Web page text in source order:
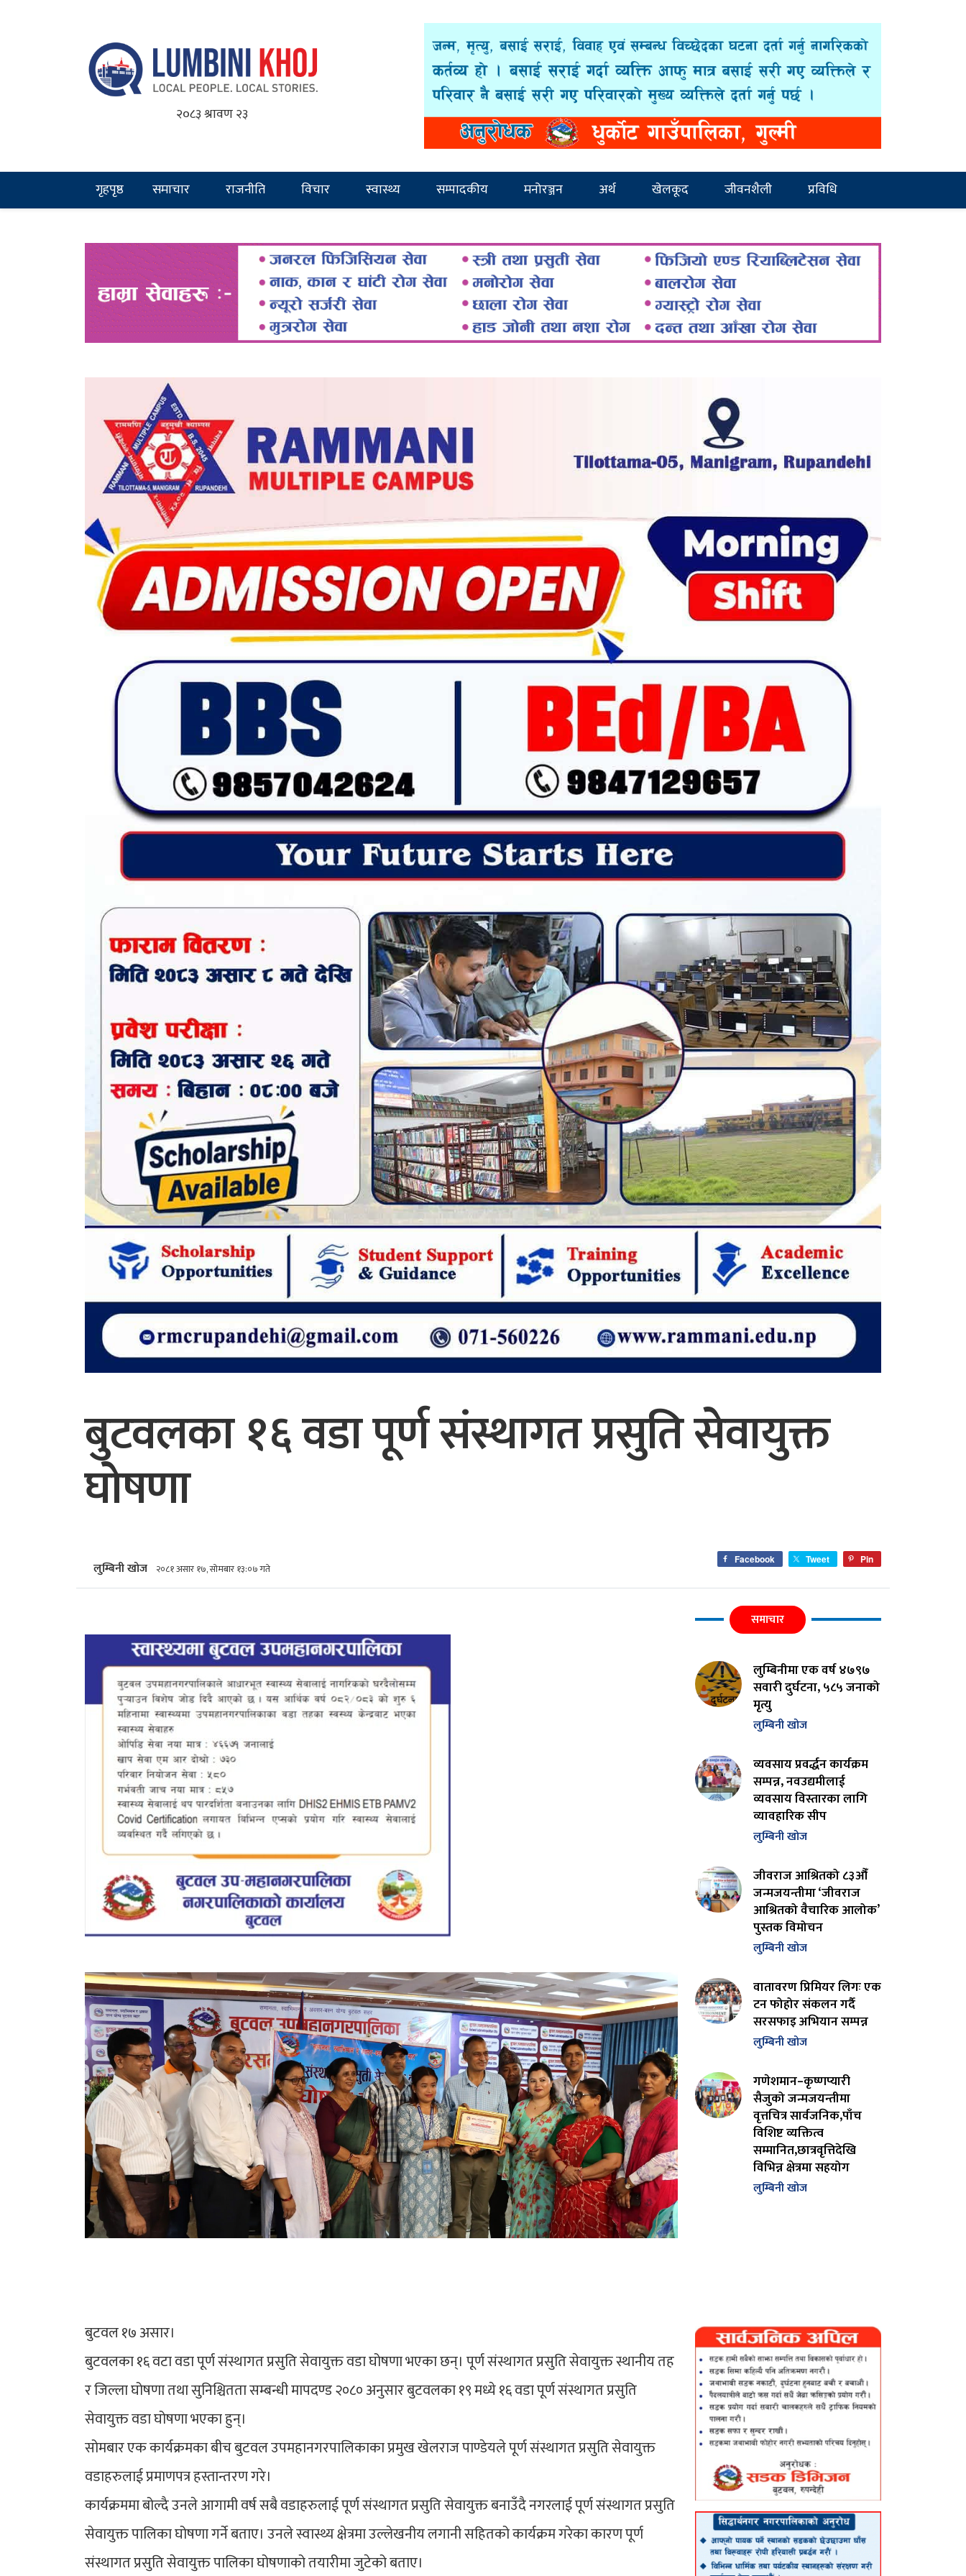
२०८३ श्रावण २३
गृहपृष्ठ समाचार राजनीति विचार स्वास्थ्य सम्पादकीय मनोरञ्जन अर्थ खेलकूद जीवनशैली प्रविधि
बुटवलका १६ वडा पूर्ण संस्थागत प्रसुति सेवायुक्त
घोषणा
लुम्बिनी खोज २०८१ असार १७, सोमबार १३:०७ गते
Facebook Tweet Pin
बुटवल १७ असार।
बुटवलका १६ वटा वडा पूर्ण संस्थागत प्रसुति सेवायुक्त वडा घोषणा भएका छन्। पूर्ण संस्थागत प्रसुति सेवायुक्त स्थानीय तह
र जिल्ला घोषणा तथा सुनिश्चितता सम्बन्धी मापदण्ड २०८० अनुसार बुटवलका १९ मध्ये १६ वडा पूर्ण संस्थागत प्रसुति
सेवायुक्त वडा घोषणा भएका हुन्।
सोमबार एक कार्यक्रमका बीच बुटवल उपमहानगरपालिकाका प्रमुख खेलराज पाण्डेयले पूर्ण संस्थागत प्रसुति सेवायुक्त
वडाहरुलाई प्रमाणपत्र हस्तान्तरण गरे।
कार्यक्रममा बोल्दै उनले आगामी वर्ष सबै वडाहरुलाई पूर्ण संस्थागत प्रसुति सेवायुक्त बनाउँदै नगरलाई पूर्ण संस्थागत प्रसुति
सेवायुक्त पालिका घोषणा गर्ने बताए। उनले स्वास्थ्य क्षेत्रमा उल्लेखनीय लगानी सहितको कार्यक्रम गरेका कारण पूर्ण
संस्थागत प्रसुति सेवायुक्त पालिका घोषणाको तयारीमा जुटेको बताए।
समाचार
लुम्बिनीमा एक वर्ष ४७९७
सवारी दुर्घटना, ५८५ जनाको
मृत्यु
लुम्बिनी खोज
व्यवसाय प्रवर्द्धन कार्यक्रम
सम्पन्न, नवउद्यमीलाई
व्यवसाय विस्तारका लागि
व्यावहारिक सीप
लुम्बिनी खोज
जीवराज आश्रितको ८३औँ
जन्मजयन्तीमा ‘जीवराज
आश्रितको वैचारिक आलोक’
पुस्तक विमोचन
लुम्बिनी खोज
वातावरण प्रिमियर लिगः एक
टन फोहोर संकलन गर्दै
सरसफाइ अभियान सम्पन्न
लुम्बिनी खोज
गणेशमान–कृष्णप्यारी
सैजुको जन्मजयन्तीमा
वृत्तचित्र सार्वजनिक,पाँच
विशिष्ट व्यक्तित्व
सम्मानित,छात्रवृत्तिदेखि
विभिन्न क्षेत्रमा सहयोग
लुम्बिनी खोज